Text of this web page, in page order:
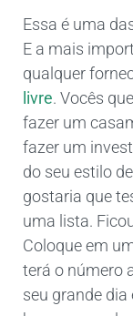
Essa é uma
E a mais
qualquer
livre. Vocês
fazer um
fazer um
do seu estilo
gostaria que
uma lista.
Coloque em
terá o número
seu grande